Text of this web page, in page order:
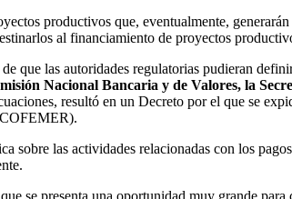
productivos que, eventualmente,
al financiamiento de proyectos
que las autoridades regulatorias pudieran
Nacional Bancaria y de Valores, la
resultó en un Decreto por el que se
sobre las actividades relacionadas con los